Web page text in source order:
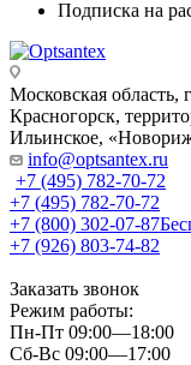
Подписка на
Московская область,
Красногорск,
Ильинское,
info@optsantex.ru
+7 (495) 782-70-72
+7 (495) 782-70-72
+7 (800) 302-07-87
+7 (926) 803-74-82
Заказать звонок
Режим работы:
Пн-Пт 09:00—18:00
Сб-Вс 09:00—17:00